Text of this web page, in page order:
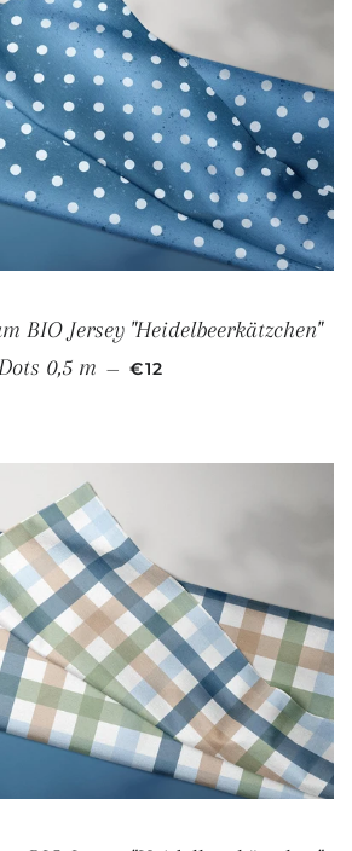
BIO Jersey "Heidelbeerkätzchen"
0,5 m — NORMALER PREIS
€12